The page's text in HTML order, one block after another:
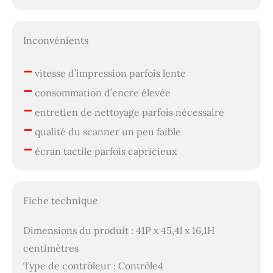
Inconvénients
– vitesse d’impression parfois lente
– consommation d’encre élevée
– entretien de nettoyage parfois nécessaire
– qualité du scanner un peu faible
– écran tactile parfois capricieux
Fiche technique
Dimensions du produit : 41P x 45,4l x 16,1H
centimètres
Type de contrôleur : Contrôle4